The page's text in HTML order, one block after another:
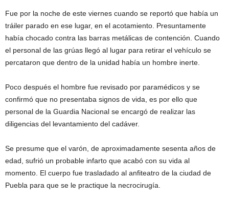
Fue por la noche de este viernes cuando se reportó que había un
tráiler parado en ese lugar, en el acotamiento. Presuntamente
había chocado contra las barras metálicas de contención. Cuando
el personal de las grúas llegó al lugar para retirar el vehículo se
percataron que dentro de la unidad había un hombre inerte.
Poco después el hombre fue revisado por paramédicos y se
confirmó que no presentaba signos de vida, es por ello que
personal de la Guardia Nacional se encargó de realizar las
diligencias del levantamiento del cadáver.
Se presume que el varón, de aproximadamente sesenta años de
edad, sufrió un probable infarto que acabó con su vida al
momento. El cuerpo fue trasladado al anfiteatro de la ciudad de
Puebla para que se le practique la necrocirugía.